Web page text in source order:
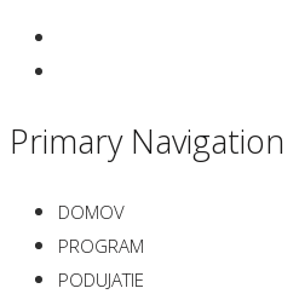
Primary Navigation
DOMOV
PROGRAM
PODUJATIE